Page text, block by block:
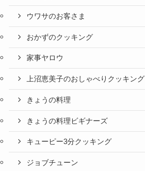
ウワサのお客さま
おかずのクッキング
家事ヤロウ
上沼恵美子のおしゃべりクッキング
きょうの料理
きょうの料理ビギナーズ
キューピー3分クッキング
ジョブチューン